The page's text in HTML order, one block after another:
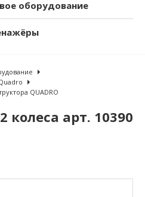
оборудование
QUADRO
колеса арт. 10390